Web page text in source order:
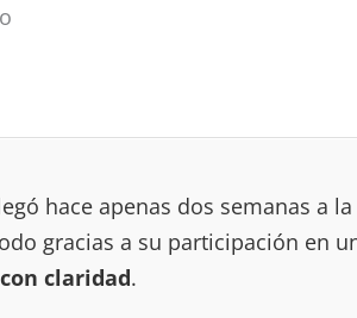
hace apenas dos semanas a
gracias a su participación en
claridad.